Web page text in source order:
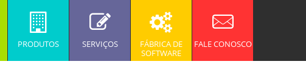
PRODUTOS SERVIÇOS
FÁBRICA DE
SOFTWARE
FALE CONOSCO